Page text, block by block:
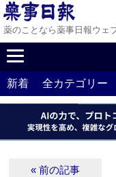
薬のことなら薬事日報ウェ
新着 全カテゴリー
« 前の記事